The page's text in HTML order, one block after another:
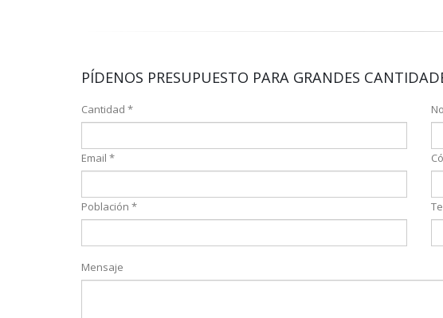
PÍDENOS PRESUPUESTO PARA GRANDES
Cantidad *
Email *
Población *
Mensaje